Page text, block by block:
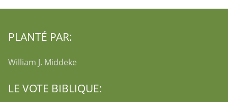
PLANTÉ PAR:
William J. Middeke
LE VOTE BIBLIQUE: